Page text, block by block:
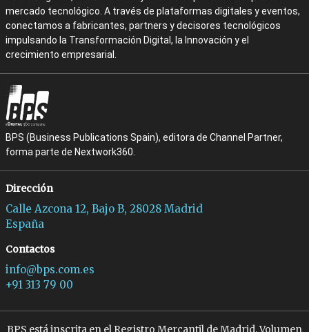
mercado tecnológico. A través de plataformas digitales y eventos,
conectamos a fabricantes, partners y decisores tecnológicos
impulsando la Transformación Digital, la Innovación y el
crecimiento empresarial.
BPS (Business Publications Spain), editora de Channel Partner,
forma parte de Nextwork360.
Dirección
Calle Azcona 12, Bajo B, 28028 Madrid
España
Contactos
info@bps.com.es
+91 313 79 00
BPS está inscrita en el Registro Mercantil de Madrid, Volumen